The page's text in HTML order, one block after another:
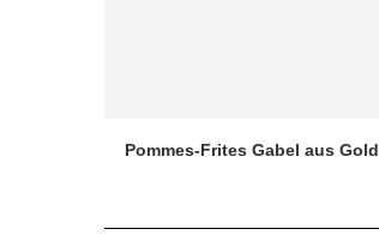
Pommes-Frites Gabel aus Gold